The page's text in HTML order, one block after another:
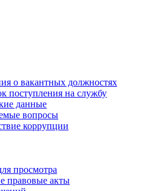
о вакантных должностях
поступления на службу
данные
вопросы
коррупции
просмотра
правовые акты